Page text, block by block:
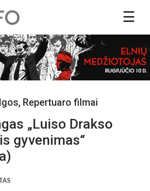
, Repertuaro filmai
„Luiso Drakso
gyvenimas“